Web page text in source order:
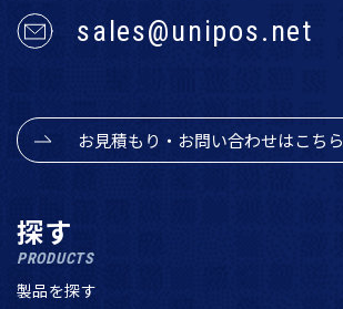
sales@unipos.net
お見積もり・お問い合わせはこちら
探す
PRODUCTS
製品を探す